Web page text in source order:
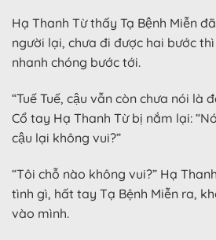
Hạ Thanh Từ thấy Tạ Bệnh Miễn
người lại, chưa đi được hai bước
nhanh chóng bước tới.
“Tuế Tuế, cậu vẫn còn chưa nói là
Cổ tay Hạ Thanh Từ bị nắm lại:
cậu lại không vui?”
“Tôi chỗ nào không vui?” Hạ
tình gì, hất tay Tạ Bệnh Miễn ra,
vào mình.